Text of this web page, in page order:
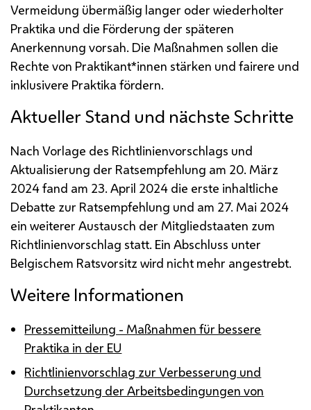
Vermeidung übermäßig langer oder wiederholter
Praktika und die Förderung der späteren
Anerkennung vorsah. Die Maßnahmen sollen die
Rechte von Praktikant*innen stärken und fairere und
inklusivere Praktika fördern.
Aktueller Stand und nächste Schritte
Nach Vorlage des Richtlinienvorschlags und
Aktualisierung der Ratsempfehlung am 20. März
2024 fand am 23. April 2024 die erste inhaltliche
Debatte zur Ratsempfehlung und am 27. Mai 2024
ein weiterer Austausch der Mitgliedstaaten zum
Richtlinienvorschlag statt. Ein Abschluss unter
Belgischem Ratsvorsitz wird nicht mehr angestrebt.
Weitere Informationen
Pressemitteilung - Maßnahmen für bessere
Praktika in der EU
Richtlinienvorschlag zur Verbesserung und
Durchsetzung der Arbeitsbedingungen von